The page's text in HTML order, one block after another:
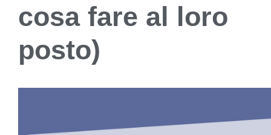
cosa fare al loro
posto)